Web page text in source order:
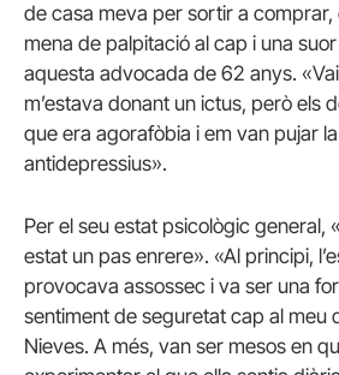
de casa meva per sortir a comprar,
mena de palpitació al cap i una
aquesta advocada de 62 anys.
m’estava donant un ictus, però els
que era agorafòbia i em van pujar
antidepressius».
Per el seu estat psicològic general,
estat un pas enrere». «Al principi,
provocava assossec i va ser una
sentiment de seguretat cap al meu
Nieves. A més, van ser mesos en